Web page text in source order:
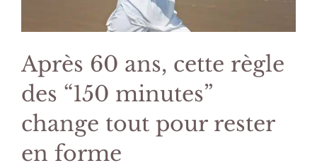
Après 60 ans, cette règle
des “150 minutes”
change tout pour rester
en forme